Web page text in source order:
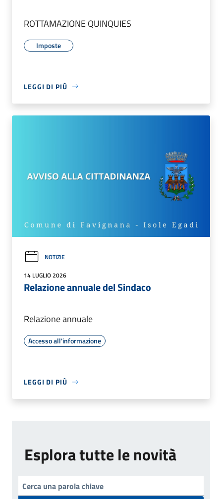
ROTTAMAZIONE QUINQUIES
Imposte
LEGGI DI PIÙ
NOTIZIE
14 LUGLIO 2026
Relazione annuale del Sindaco
Relazione annuale
Accesso all'informazione
LEGGI DI PIÙ
Esplora tutte le novità